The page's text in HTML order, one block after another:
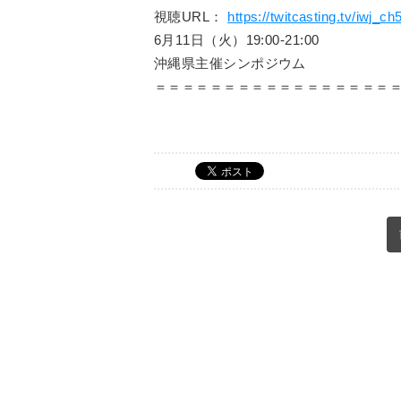
視聴URL： https://twitcasting.tv/iwj_ch5
6月11日（火）19:00-21:00
沖縄県主催シンポジウム
＝＝＝＝＝＝＝＝＝＝＝＝＝＝＝＝＝